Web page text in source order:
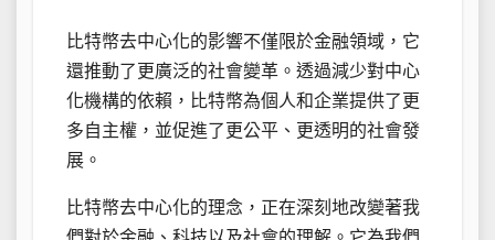
比特幣去中心化的影響不僅限於金融領域，它
還推動了更廣泛的社會變革。透過減少對中心
化機構的依賴，比特幣為個人和企業提供了更
多自主權，並促進了更公平、更透明的社會發
展。
比特幣去中心化的理念，正在深刻地改變著我